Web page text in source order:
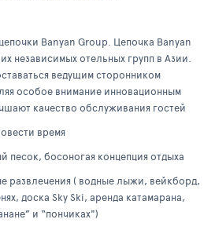
Banyan Group. Цепочка Banyan
независимых отельных групп в Азии.
ведущим сторонником
особое внимание инновационным
качество обслуживания гостей
время
босоногая концепция отдыха
развлечения ( водные лыжи, вейкборд,
доска Sky Ski, аренда катамарана,
и “пончиках")